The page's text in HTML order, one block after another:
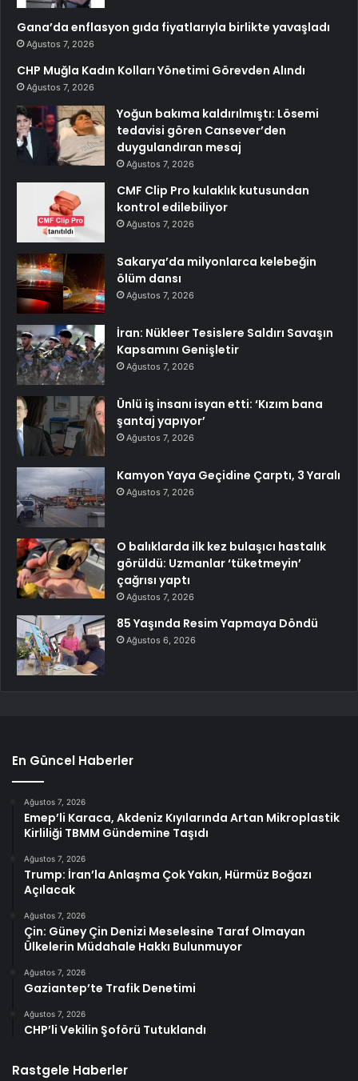
Gana’da enflasyon gıda fiyatlarıyla birlikte yavaşladı
Ağustos 7, 2026
CHP Muğla Kadın Kolları Yönetimi Görevden Alındı
Ağustos 7, 2026
Yoğun bakıma kaldırılmıştı: Lösemi
tedavisi gören Cansever’den
duygulandıran mesaj
Ağustos 7, 2026
CMF Clip Pro kulaklık kutusundan
kontrol edilebiliyor
Ağustos 7, 2026
Sakarya’da milyonlarca kelebeğin
ölüm dansı
Ağustos 7, 2026
İran: Nükleer Tesislere Saldırı Savaşın
Kapsamını Genişletir
Ağustos 7, 2026
Ünlü iş insanı isyan etti: ‘Kızım bana
şantaj yapıyor’
Ağustos 7, 2026
Kamyon Yaya Geçidine Çarptı, 3 Yaralı
Ağustos 7, 2026
O balıklarda ilk kez bulaşıcı hastalık
görüldü: Uzmanlar ‘tüketmeyin’
çağrısı yaptı
Ağustos 7, 2026
85 Yaşında Resim Yapmaya Döndü
Ağustos 6, 2026
En Güncel Haberler
Ağustos 7, 2026
Emep’li Karaca, Akdeniz Kıyılarında Artan Mikroplastik
Kirliliği TBMM Gündemine Taşıdı
Ağustos 7, 2026
Trump: İran’la Anlaşma Çok Yakın, Hürmüz Boğazı
Açılacak
Ağustos 7, 2026
Çin: Güney Çin Denizi Meselesine Taraf Olmayan
Ülkelerin Müdahale Hakkı Bulunmuyor
Ağustos 7, 2026
Gaziantep’te Trafik Denetimi
Ağustos 7, 2026
CHP’li Vekilin Şoförü Tutuklandı
Rastgele Haberler